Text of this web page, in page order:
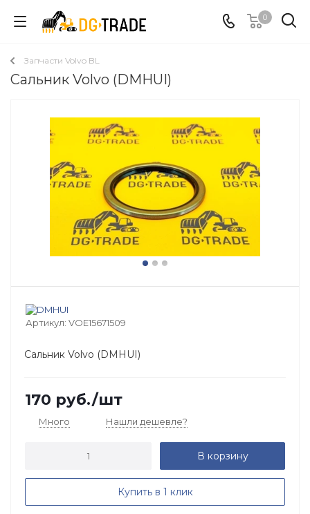
0
Запчасти Volvo BL
Сальник Volvo (DMHUI)
Артикул: VOE15671509
Сальник Volvo (DMHUI)
170 руб./шт
Много Нашли дешевле?
В корзину
Купить в 1 клик